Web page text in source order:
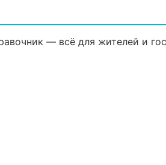
— всё для жителей и